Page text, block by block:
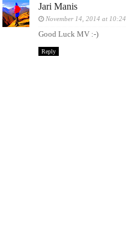
Jari Manis
November 14, 2014 at
Good Luck MV :-)
Reply